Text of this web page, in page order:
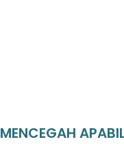
MENCEGAH